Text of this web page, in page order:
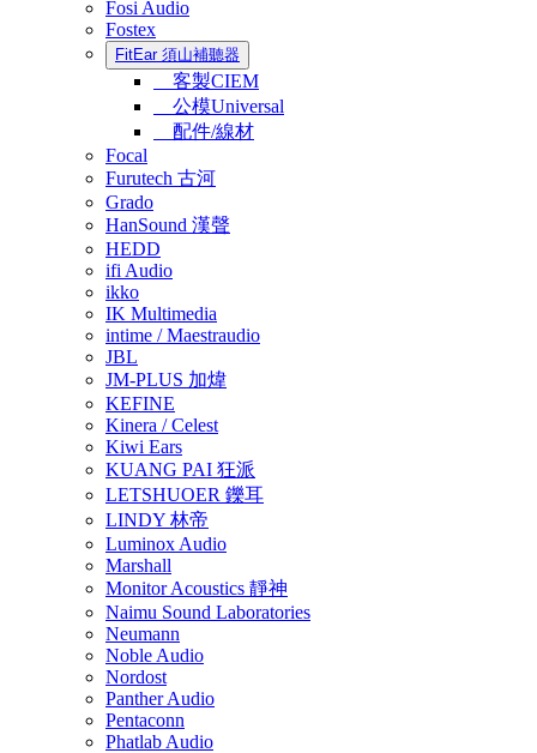
Fosi Audio
Fostex
FitEar 須山補聽器
客製CIEM
公模Universal
配件/線材
Focal
Furutech 古河
Grado
HanSound 漢聲
HEDD
ifi Audio
ikko
IK Multimedia
intime / Maestraudio
JBL
JM-PLUS 加煒
KEFINE
Kinera / Celest
Kiwi Ears
KUANG PAI 狂派
LETSHUOER 鑠耳
LINDY 林帝
Luminox Audio
Marshall
Monitor Acoustics 靜神
Naimu Sound Laboratories
Neumann
Noble Audio
Nordost
Panther Audio
Pentaconn
Phatlab Audio